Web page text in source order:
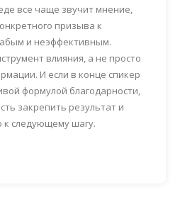
все чаще звучит мнение,
призыва к
и неэффективным.
влияния, а не просто
И если в конце спикер
формулой благодарности,
закрепить результат и
следующему шагу.